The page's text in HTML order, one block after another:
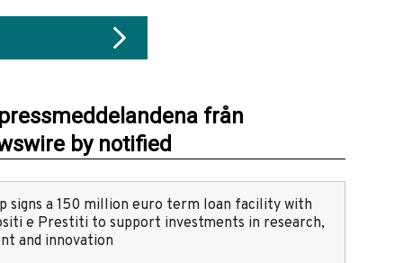
från
by notified
signs a 150 million euro term loan facility with
e Prestiti to support investments in research,
and innovation